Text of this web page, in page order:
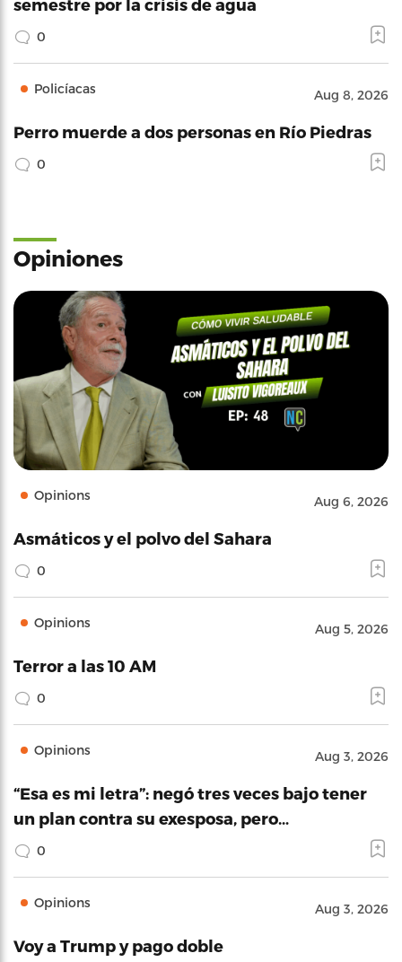
semestre por la crisis de agua
0
Policíacas Aug 8, 2026
Perro muerde a dos personas en Río Piedras
0
Opiniones
Opinions Aug 6, 2026
Asmáticos y el polvo del Sahara
0
Opinions Aug 5, 2026
Terror a las 10 AM
0
Opinions Aug 3, 2026
“Esa es mi letra”: negó tres veces bajo tener
un plan contra su exesposa, pero…
0
Opinions Aug 3, 2026
Voy a Trump y pago doble